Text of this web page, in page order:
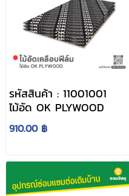
รหัสสินค้า : 11001001
ไม้อัด OK PLYWOOD
910.00 ฿